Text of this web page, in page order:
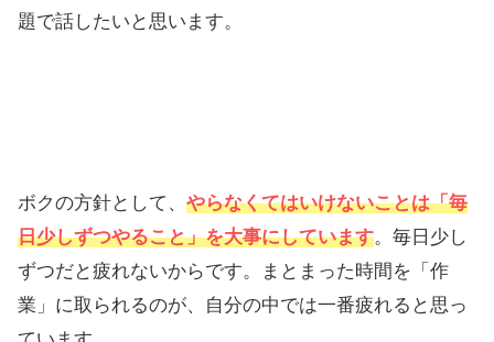
題で話したいと思います。
ボクの方針として、 やらなくてはいけないことは「毎
日少しずつやること」を大事にしています。毎日少し
ずつだと疲れないからです。まとまった時間を「作
業」に取られるのが、自分の中では一番疲れると思っ